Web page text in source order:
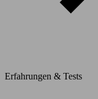
Erfahrungen & Tests